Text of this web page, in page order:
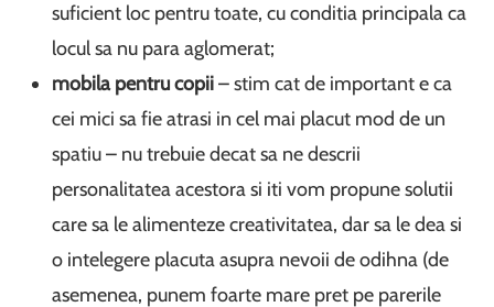
suficient loc pentru toate, cu conditia principala ca
locul sa nu para aglomerat;
mobila pentru copii– stim cat de important e ca
cei mici sa fie atrasi in cel mai placut mod de un
spatiu – nu trebuie decat sa ne descrii
personalitatea acestora si iti vom propune solutii
care sa le alimenteze creativitatea, dar sa le dea si
o intelegere placuta asupra nevoii de odihna (de
asemenea, punem foarte mare pret pe parerile